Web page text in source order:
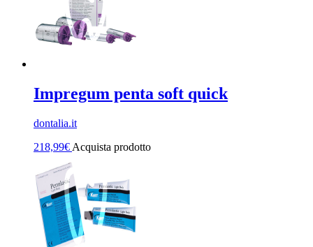
Impregum penta soft quick
dontalia.it
218,99€ Acquista prodotto